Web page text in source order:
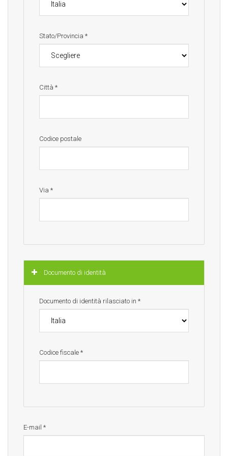
Stato/Provincia *
Città *
Codice postale
Via *
Nascondi
Documento di identità
Documento di identità rilasciato in *
Codice fiscale *
E-mail *